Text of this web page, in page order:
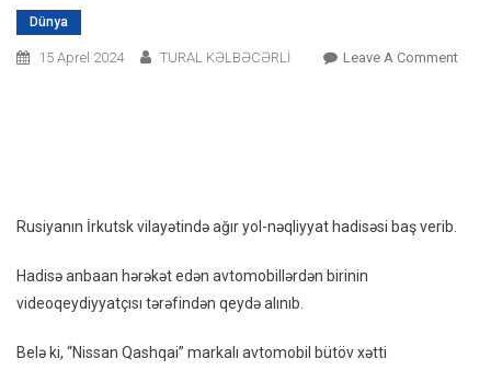
Dünya
15 Aprel 2024 TURAL KƏLBƏCƏRLİ Leave A CommentOn
Rusiyanın İrkutsk vilayətində ağır yol-nəqliyyat hadisəsi baş verib.
Hadisə anbaan hərəkət edən avtomobillərdən birinin
videoqeydiyyatçısı tərəfindən qeydə alınıb.
Belə ki, “Nissan Qashqai” markalı avtomobil bütöv xətti